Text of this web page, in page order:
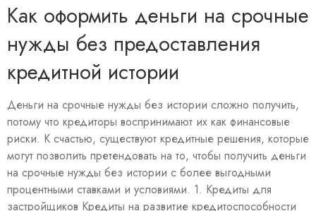
Как оформить деньги на срочные
нужды без предоставления
кредитной истории
Деньги на срочные нужды без истории сложно получить,
потому что кредиторы воспринимают их как финансовые
риски. К счастью, существуют кредитные решения, которые
могут позволить претендовать на то, чтобы получить деньги
на срочные нужды без истории с более выгодными
процентными ставками и условиями. 1. Кредиты для
застройщиков Кредиты на развитие кредитоспособности